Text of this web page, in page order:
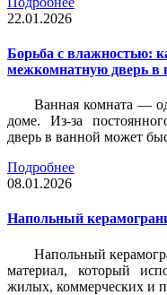
22.01.2026
Борьба с влажностью:
межкомнатную дверь в
Ванная комната —
доме. Из-за
дверь в ванной может
Подробнее
08.01.2026
Напольный
Напольный
материал, который
жилых, коммерческих и